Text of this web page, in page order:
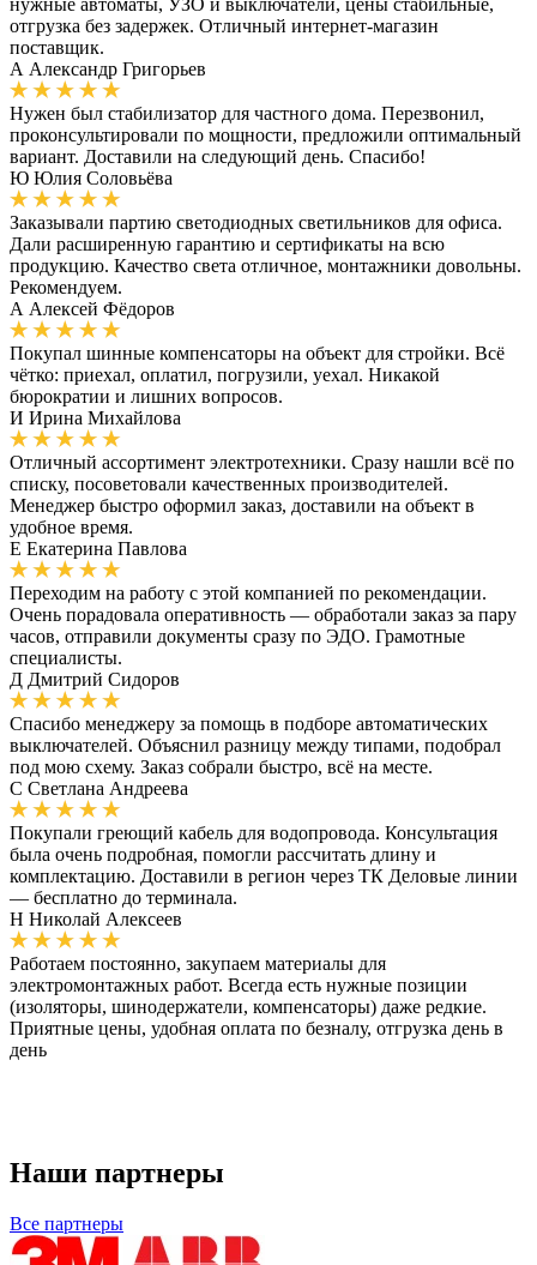
нужные автоматы, УЗО и выключатели, цены стабильные,
отгрузка без задержек. Отличный интернет-магазин
поставщик.
А Александр Григорьев
Нужен был стабилизатор для частного дома. Перезвонил,
проконсультировали по мощности, предложили оптимальный
вариант. Доставили на следующий день. Спасибо!
Ю Юлия Соловьёва
Заказывали партию светодиодных светильников для офиса.
Дали расширенную гарантию и сертификаты на всю
продукцию. Качество света отличное, монтажники довольны.
Рекомендуем.
А Алексей Фёдоров
Покупал шинные компенсаторы на объект для стройки. Всё
чётко: приехал, оплатил, погрузили, уехал. Никакой
бюрократии и лишних вопросов.
И Ирина Михайлова
Отличный ассортимент электротехники. Сразу нашли всё по
списку, посоветовали качественных производителей.
Менеджер быстро оформил заказ, доставили на объект в
удобное время.
Е Екатерина Павлова
Переходим на работу с этой компанией по рекомендации.
Очень порадовала оперативность — обработали заказ за пару
часов, отправили документы сразу по ЭДО. Грамотные
специалисты.
Д Дмитрий Сидоров
Спасибо менеджеру за помощь в подборе автоматических
выключателей. Объяснил разницу между типами, подобрал
под мою схему. Заказ собрали быстро, всё на месте.
С Светлана Андреева
Покупали греющий кабель для водопровода. Консультация
была очень подробная, помогли рассчитать длину и
комплектацию. Доставили в регион через ТК Деловые линии
— бесплатно до терминала.
Н Николай Алексеев
Работаем постоянно, закупаем материалы для
электромонтажных работ. Всегда есть нужные позиции
(изоляторы, шинодержатели, компенсаторы) даже редкие.
Приятные цены, удобная оплата по безналу, отгрузка день в
день
Наши партнеры
Все партнеры